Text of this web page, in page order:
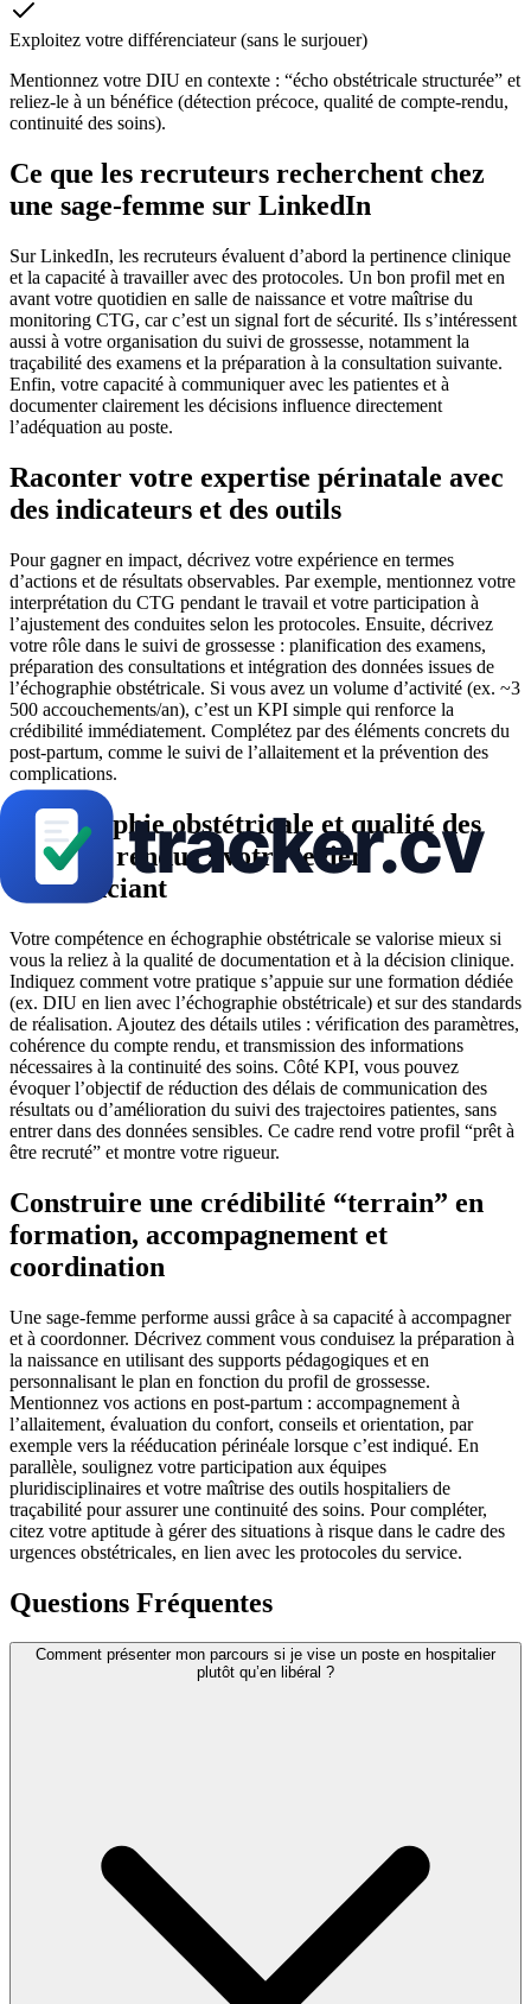
Exploitez votre différenciateur (sans le surjouer)
Mentionnez votre DIU en contexte : “écho obstétricale structurée” et
reliez-le à un bénéfice (détection précoce, qualité de compte-rendu,
continuité des soins).
Ce que les recruteurs recherchent chez
une sage-femme sur LinkedIn
Sur LinkedIn, les recruteurs évaluent d’abord la pertinence clinique
et la capacité à travailler avec des protocoles. Un bon profil met en
avant votre quotidien en salle de naissance et votre maîtrise du
monitoring CTG, car c’est un signal fort de sécurité. Ils s’intéressent
aussi à votre organisation du suivi de grossesse, notamment la
traçabilité des examens et la préparation à la consultation suivante.
Enfin, votre capacité à communiquer avec les patientes et à
documenter clairement les décisions influence directement
l’adéquation au poste.
Raconter votre expertise périnatale avec
des indicateurs et des outils
Pour gagner en impact, décrivez votre expérience en termes
d’actions et de résultats observables. Par exemple, mentionnez votre
interprétation du CTG pendant le travail et votre participation à
l’ajustement des conduites selon les protocoles. Ensuite, décrivez
votre rôle dans le suivi de grossesse : planification des examens,
préparation des consultations et intégration des données issues de
l’échographie obstétricale. Si vous avez un volume d’activité (ex. ~3
500 accouchements/an), c’est un KPI simple qui renforce la
crédibilité immédiatement. Complétez par des éléments concrets du
post-partum, comme le suivi de l’allaitement et la prévention des
complications.
Échographie obstétricale et qualité des
comptes rendus : votre levier
différenciant
Votre compétence en échographie obstétricale se valorise mieux si
vous la reliez à la qualité de documentation et à la décision clinique.
Indiquez comment votre pratique s’appuie sur une formation dédiée
(ex. DIU en lien avec l’échographie obstétricale) et sur des standards
de réalisation. Ajoutez des détails utiles : vérification des paramètres,
cohérence du compte rendu, et transmission des informations
nécessaires à la continuité des soins. Côté KPI, vous pouvez
évoquer l’objectif de réduction des délais de communication des
résultats ou d’amélioration du suivi des trajectoires patientes, sans
entrer dans des données sensibles. Ce cadre rend votre profil “prêt à
être recruté” et montre votre rigueur.
Construire une crédibilité “terrain” en
formation, accompagnement et
coordination
Une sage-femme performe aussi grâce à sa capacité à accompagner
et à coordonner. Décrivez comment vous conduisez la préparation à
la naissance en utilisant des supports pédagogiques et en
personnalisant le plan en fonction du profil de grossesse.
Mentionnez vos actions en post-partum : accompagnement à
l’allaitement, évaluation du confort, conseils et orientation, par
exemple vers la rééducation périnéale lorsque c’est indiqué. En
parallèle, soulignez votre participation aux équipes
pluridisciplinaires et votre maîtrise des outils hospitaliers de
traçabilité pour assurer une continuité des soins. Pour compléter,
citez votre aptitude à gérer des situations à risque dans le cadre des
urgences obstétricales, en lien avec les protocoles du service.
Questions Fréquentes
Comment présenter mon parcours si je vise un poste en hospitalier
plutôt qu’en libéral ?